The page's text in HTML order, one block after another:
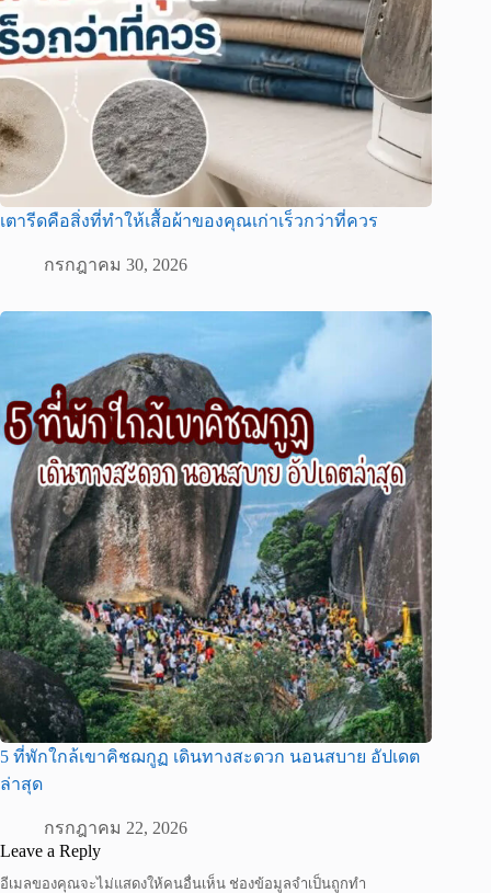
เตารีดคือสิ่งที่ทำให้เสื้อผ้าของคุณเก่าเร็วกว่าที่ควร
กรกฎาคม 30, 2026
5 ที่พักใกล้เขาคิชฌกูฏ เดินทางสะดวก นอนสบาย อัปเดต
ล่าสุด
กรกฎาคม 22, 2026
Leave a Reply
อีเมลของคุณจะไม่แสดงให้คนอื่นเห็น ช่องข้อมูลจำเป็นถูกทำ